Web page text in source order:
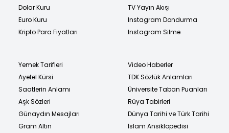
Dolar Kuru
Euro Kuru
Kripto Para Fiyatları
TV Yayın Akışı
Instagram Dondurma
Instagram Silme
Yemek Tarifleri
Ayetel Kürsi
Saatlerin Anlamı
Aşk Sözleri
Günaydın Mesajları
Gram Altın
Video Haberler
TDK Sözlük Anlamları
Üniversite Taban Puanları
Rüya Tabirleri
Dünya Tarihi ve Türk Tarihi
İslam Ansiklopedisi